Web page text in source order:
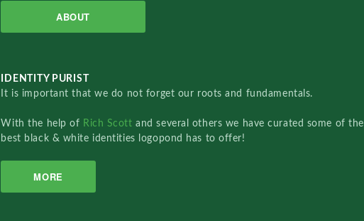
ABOUT
IDENTITY PURIST
It is important that we do not forget our roots and fundamentals.
With the help of Rich Scottand several others we have curated some of the
best black & white identities logopond has to offer!
MORE